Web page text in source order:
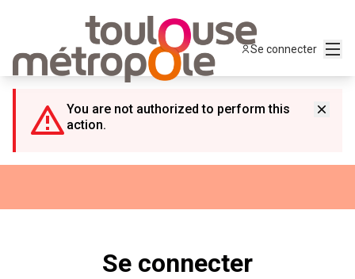
Se connecter
You are not authorized to perform this
action.
Se connecter